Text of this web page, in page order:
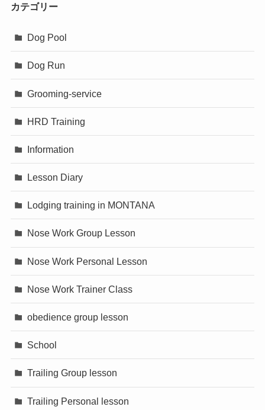
カテゴリー
Dog Pool
Dog Run
Grooming-service
HRD Training
Information
Lesson Diary
Lodging training in MONTANA
Nose Work Group Lesson
Nose Work Personal Lesson
Nose Work Trainer Class
obedience group lesson
School
Trailing Group lesson
Trailing Personal lesson